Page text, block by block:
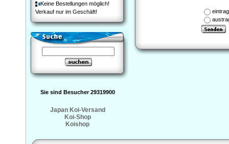
Keine Bestellungen möglich!
Verkauf nur im Geschäft!
Sie sind Besucher 29319900
Japan Koi-Versand
Koi-Shop
Koishop